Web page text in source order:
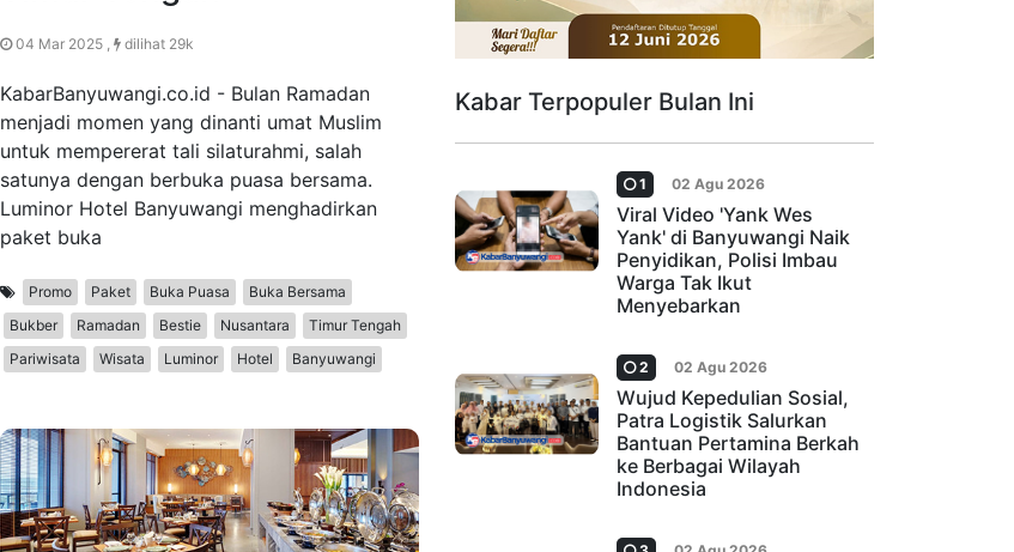
04 Mar 2025 , dilihat 29k
KabarBanyuwangi.co.id - Bulan Ramadan
menjadi momen yang dinanti umat Muslim
untuk mempererat tali silaturahmi, salah
satunya dengan berbuka puasa bersama.
Luminor Hotel Banyuwangi menghadirkan
paket buka
Promo Paket Buka Puasa
Buka Bersama
Bukber
Ramadan Bestie Nusantara
Timur Tengah
Pariwisata
Wisata Luminor Hotel Banyuwangi
Kabar Terpopuler Bulan Ini
1 02 Agu 2026
Viral Video 'Yank Wes
Yank' di Banyuwangi Naik
Penyidikan, Polisi Imbau
Warga Tak Ikut
Menyebarkan
2 02 Agu 2026
Wujud Kepedulian Sosial,
Patra Logistik Salurkan
Bantuan Pertamina Berkah
ke Berbagai Wilayah
Indonesia